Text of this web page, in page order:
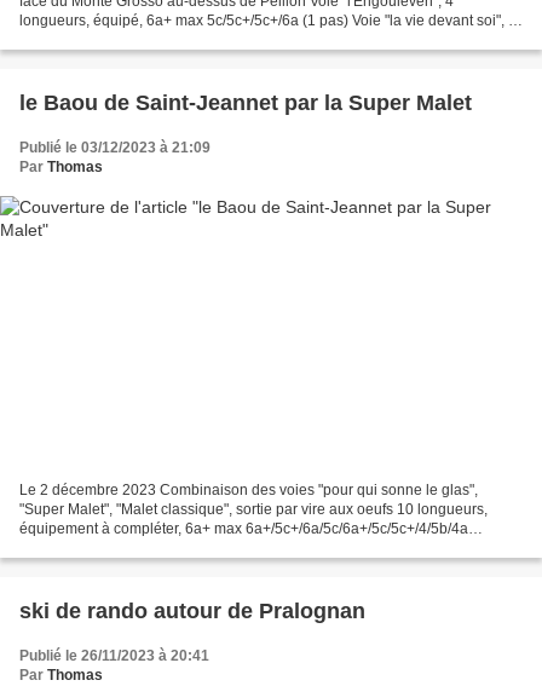
longueurs, équipé, 6a+ max 5c/5c+/5c+/6a (1 pas) Voie "la vie devant soi", 4
le Baou de Saint-Jeannet par la Super Malet
Publié le 03/12/2023 à 21:09
Par Thomas
Le 2 décembre 2023 Combinaison des voies "pour qui sonne le glas",
"Super Malet", "Malet classique", sortie par vire aux oeufs 10 longueurs,
équipement à compléter, 6a+ max 6a+/5c+/6a/5c/6a+/5c/5c+/4/5b/4a
ski de rando autour de Pralognan
Publié le 26/11/2023 à 20:41
Par Thomas